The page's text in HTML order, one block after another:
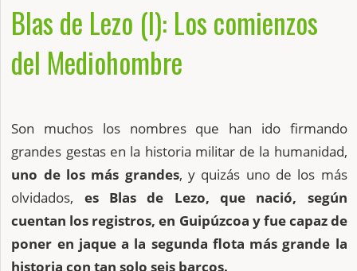
Blas de Lezo (I): Los comienzos
del Mediohombre
Son muchos los nombres que han ido firmando
grandes gestas en la historia militar de la humanidad,
uno de los más grandes, y quizás uno de los más
olvidados, es Blas de Lezo, que
nació, según
cuentan los registros, en Guipúzcoa y fue capaz de
poner en jaque a la segunda flota más grande la
historia con tan solo seis barcos.